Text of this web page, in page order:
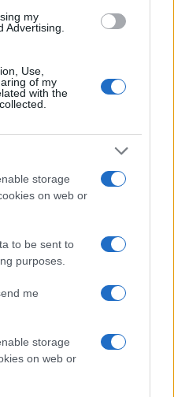
my
Advertising.
Use,
of my
with the
storage
on web or
to be sent to
purposes.
me
storage
on web or
h
a
a Monti d’à rena
per il weekend a Olbia e in
Gallura, bella anche dal
come fa